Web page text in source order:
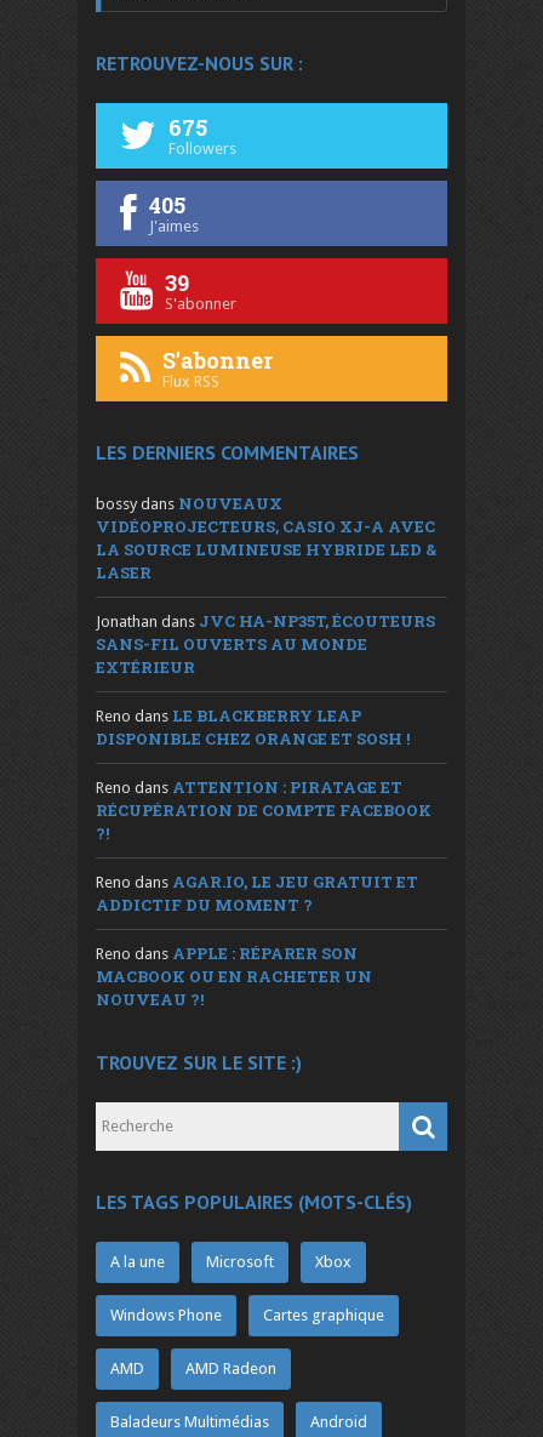
RETROUVEZ-NOUS SUR :
675
Followers
405
J'aimes
39
S'abonner
S'abonner
Flux RSS
LES DERNIERS COMMENTAIRES
bossy dans NOUVEAUX
VIDÉOPROJECTEURS, CASIO XJ-A AVEC
LA SOURCE LUMINEUSE HYBRIDE LED &
LASER
Jonathan dans JVC HA-NP35T, ÉCOUTEURS
SANS-FIL OUVERTS AU MONDE
EXTÉRIEUR
Reno dans LE BLACKBERRY LEAP
DISPONIBLE CHEZ ORANGE ET SOSH !
Reno dans ATTENTION : PIRATAGE ET
RÉCUPÉRATION DE COMPTE FACEBOOK
?!
Reno dans AGAR.IO, LE JEU GRATUIT ET
ADDICTIF DU MOMENT ?
Reno dans APPLE : RÉPARER SON
MACBOOK OU EN RACHETER UN
NOUVEAU ?!
TROUVEZ SUR LE SITE :)
LES TAGS POPULAIRES (MOTS-CLÉS)
A la une Microsoft Xbox
Windows Phone Cartes graphique
AMD AMD Radeon
Baladeurs Multimédias Android